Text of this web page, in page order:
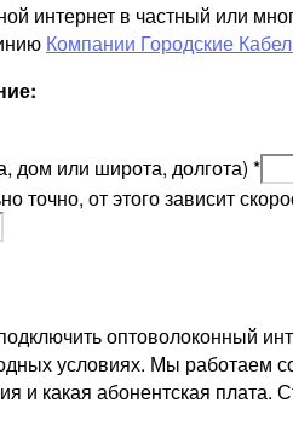
интернет в частный или
Компании Городские
дом или широта, долгота) *
точно, от этого зависит
оптоволоконный
условиях. Мы работаем
и какая абонентская